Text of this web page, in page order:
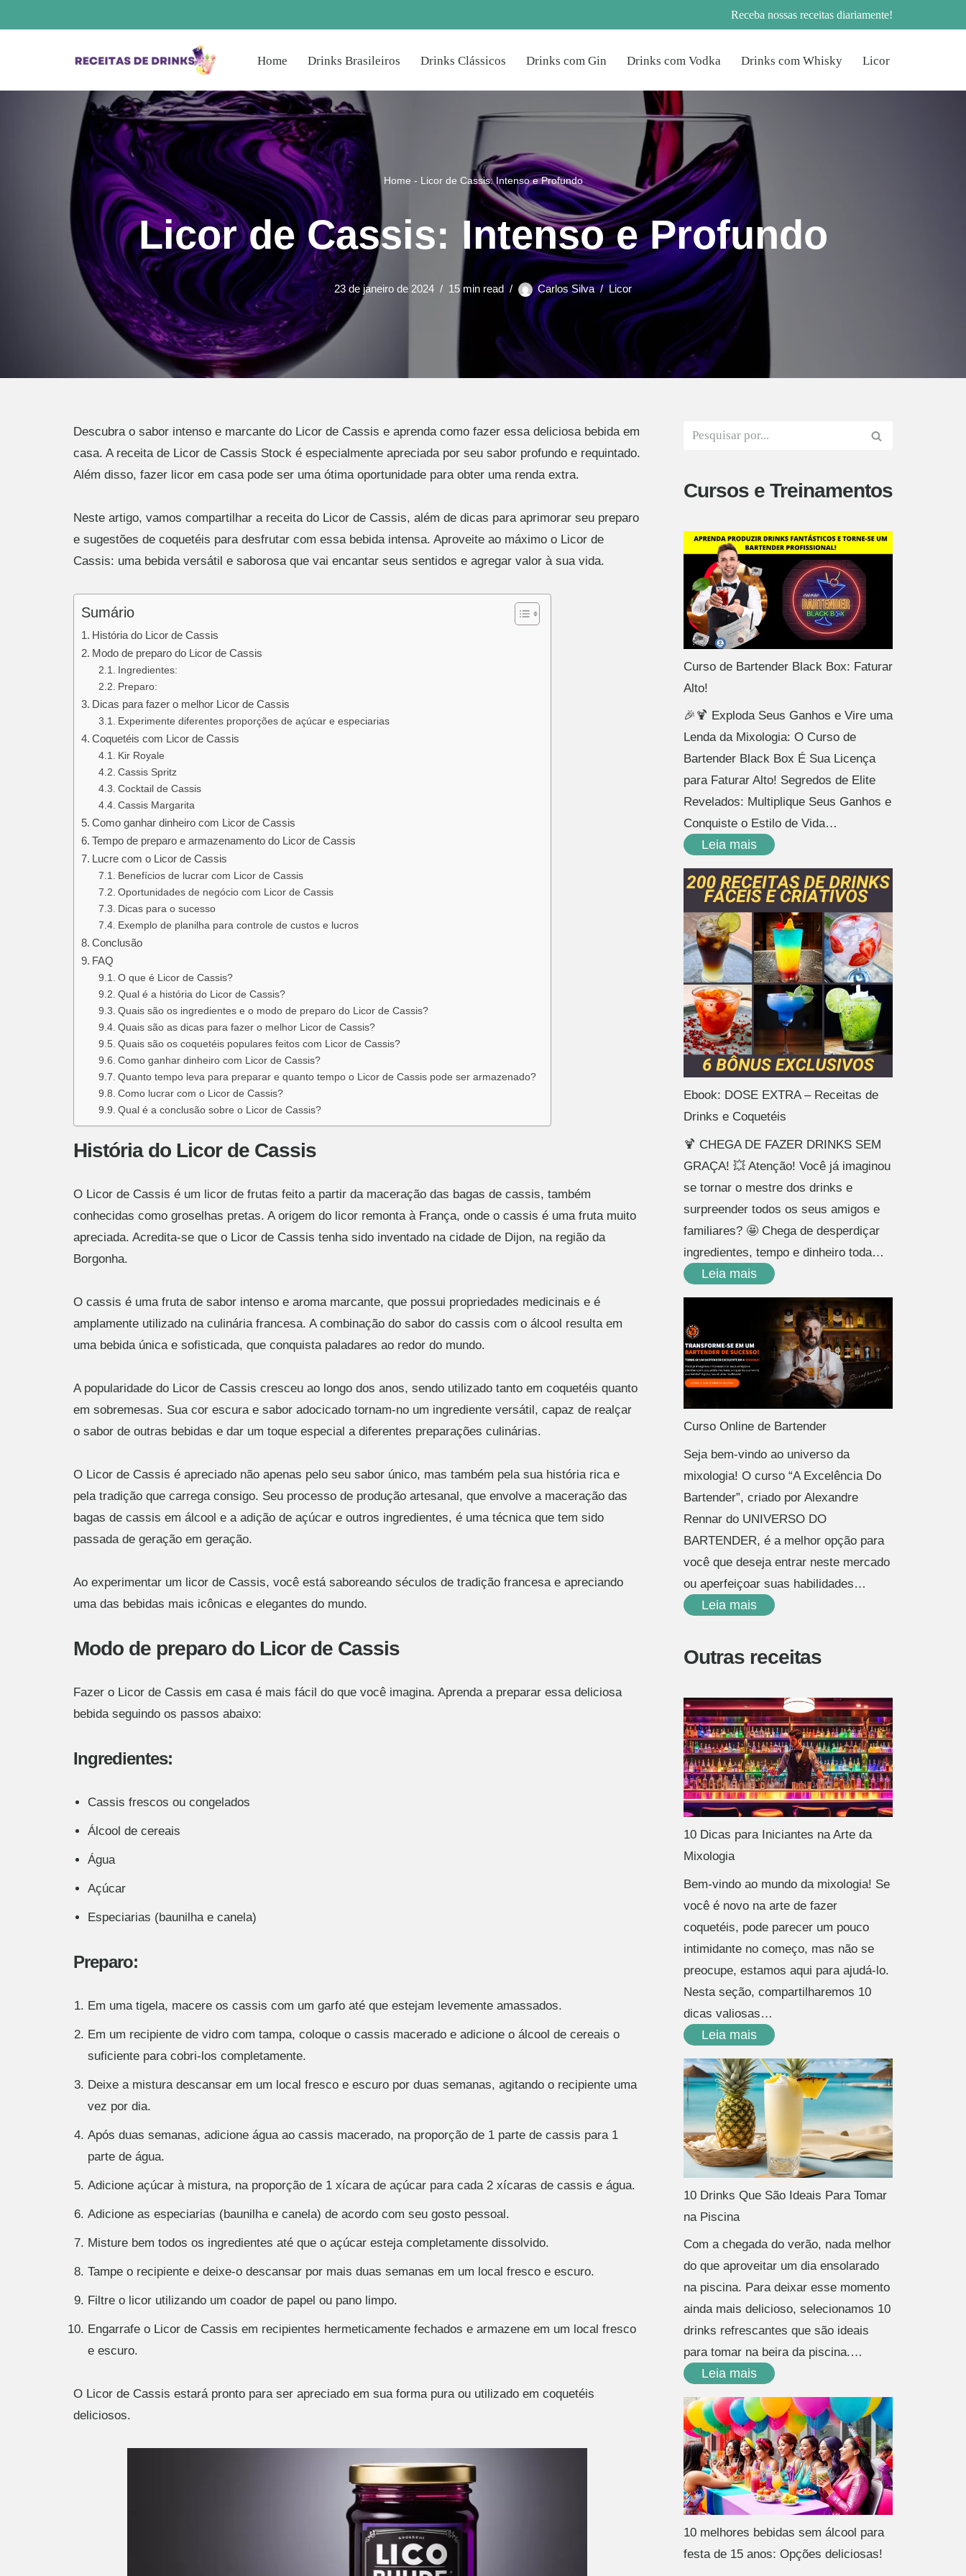
Receba nossas receitas diariamente!
Home Drinks Brasileiros Drinks Clássicos Drinks com Gin Drinks com Vodka Drinks com Whisky Licor
Home - Licor de Cassis: Intenso e Profundo
Licor de Cassis: Intenso e Profundo
23 de janeiro de 2024 15 min read Carlos Silva Licor
Descubra o sabor intenso e marcante do Licor de Cassis e aprenda como fazer essa deliciosa bebida em
casa. A receita de Licor de Cassis Stock é especialmente apreciada por seu sabor profundo e requintado.
Além disso, fazer licor em casa pode ser uma ótima oportunidade para obter uma renda extra.
Neste artigo, vamos compartilhar a receita do Licor de Cassis, além de dicas para aprimorar seu preparo
e sugestões de coquetéis para desfrutar com essa bebida intensa. Aproveite ao máximo o Licor de
Cassis: uma bebida versátil e saborosa que vai encantar seus sentidos e agregar valor à sua vida.
Sumário
História do Licor de Cassis
Modo de preparo do Licor de Cassis
Ingredientes:
Preparo:
Dicas para fazer o melhor Licor de Cassis
Experimente diferentes proporções de açúcar e especiarias
Coquetéis com Licor de Cassis
Kir Royale
Cassis Spritz
Cocktail de Cassis
Cassis Margarita
Como ganhar dinheiro com Licor de Cassis
Tempo de preparo e armazenamento do Licor de Cassis
Lucre com o Licor de Cassis
Benefícios de lucrar com Licor de Cassis
Oportunidades de negócio com Licor de Cassis
Dicas para o sucesso
Exemplo de planilha para controle de custos e lucros
Conclusão
FAQ
O que é Licor de Cassis?
Qual é a história do Licor de Cassis?
Quais são os ingredientes e o modo de preparo do Licor de Cassis?
Quais são as dicas para fazer o melhor Licor de Cassis?
Quais são os coquetéis populares feitos com Licor de Cassis?
Como ganhar dinheiro com Licor de Cassis?
Quanto tempo leva para preparar e quanto tempo o Licor de Cassis pode ser armazenado?
Como lucrar com o Licor de Cassis?
Qual é a conclusão sobre o Licor de Cassis?
História do Licor de Cassis
O Licor de Cassis é um licor de frutas feito a partir da maceração das bagas de cassis, também
conhecidas como groselhas pretas. A origem do licor remonta à França, onde o cassis é uma fruta muito
apreciada. Acredita-se que o Licor de Cassis tenha sido inventado na cidade de Dijon, na região da
Borgonha.
O cassis é uma fruta de sabor intenso e aroma marcante, que possui propriedades medicinais e é
amplamente utilizado na culinária francesa. A combinação do sabor do cassis com o álcool resulta em
uma bebida única e sofisticada, que conquista paladares ao redor do mundo.
A popularidade do Licor de Cassis cresceu ao longo dos anos, sendo utilizado tanto em coquetéis quanto
em sobremesas. Sua cor escura e sabor adocicado tornam-no um ingrediente versátil, capaz de realçar
o sabor de outras bebidas e dar um toque especial a diferentes preparações culinárias.
O Licor de Cassis é apreciado não apenas pelo seu sabor único, mas também pela sua história rica e
pela tradição que carrega consigo. Seu processo de produção artesanal, que envolve a maceração das
bagas de cassis em álcool e a adição de açúcar e outros ingredientes, é uma técnica que tem sido
passada de geração em geração.
Ao experimentar um licor de Cassis, você está saboreando séculos de tradição francesa e apreciando
uma das bebidas mais icônicas e elegantes do mundo.
Modo de preparo do Licor de Cassis
Fazer o Licor de Cassis em casa é mais fácil do que você imagina. Aprenda a preparar essa deliciosa
bebida seguindo os passos abaixo:
Ingredientes:
Cassis frescos ou congelados
Álcool de cereais
Água
Açúcar
Especiarias (baunilha e canela)
Preparo:
Em uma tigela, macere os cassis com um garfo até que estejam levemente amassados.
Em um recipiente de vidro com tampa, coloque o cassis macerado e adicione o álcool de cereais o
suficiente para cobri-los completamente.
Deixe a mistura descansar em um local fresco e escuro por duas semanas, agitando o recipiente uma
vez por dia.
Após duas semanas, adicione água ao cassis macerado, na proporção de 1 parte de cassis para 1
parte de água.
Adicione açúcar à mistura, na proporção de 1 xícara de açúcar para cada 2 xícaras de cassis e água.
Adicione as especiarias (baunilha e canela) de acordo com seu gosto pessoal.
Misture bem todos os ingredientes até que o açúcar esteja completamente dissolvido.
Tampe o recipiente e deixe-o descansar por mais duas semanas em um local fresco e escuro.
Filtre o licor utilizando um coador de papel ou pano limpo.
Engarrafe o Licor de Cassis em recipientes hermeticamente fechados e armazene em um local fresco
e escuro.
O Licor de Cassis estará pronto para ser apreciado em sua forma pura ou utilizado em coquetéis
deliciosos.
Cursos e Treinamentos
Curso de Bartender Black Box: Faturar
Alto!
🎉🍹 Exploda Seus Ganhos e Vire uma
Lenda da Mixologia: O Curso de
Bartender Black Box É Sua Licença
para Faturar Alto! Segredos de Elite
Revelados: Multiplique Seus Ganhos e
Conquiste o Estilo de Vida…
Leia mais
Ebook: DOSE EXTRA – Receitas de
Drinks e Coquetéis
🍹 CHEGA DE FAZER DRINKS SEM
GRAÇA! 💥 Atenção! Você já imaginou
se tornar o mestre dos drinks e
surpreender todos os seus amigos e
familiares? 🤩 Chega de desperdiçar
ingredientes, tempo e dinheiro toda…
Leia mais
Curso Online de Bartender
Seja bem-vindo ao universo da
mixologia! O curso “A Excelência Do
Bartender”, criado por Alexandre
Rennar do UNIVERSO DO
BARTENDER, é a melhor opção para
você que deseja entrar neste mercado
ou aperfeiçoar suas habilidades…
Leia mais
Outras receitas
10 Dicas para Iniciantes na Arte da
Mixologia
Bem-vindo ao mundo da mixologia! Se
você é novo na arte de fazer
coquetéis, pode parecer um pouco
intimidante no começo, mas não se
preocupe, estamos aqui para ajudá-lo.
Nesta seção, compartilharemos 10
dicas valiosas…
Leia mais
10 Drinks Que São Ideais Para Tomar
na Piscina
Com a chegada do verão, nada melhor
do que aproveitar um dia ensolarado
na piscina. Para deixar esse momento
ainda mais delicioso, selecionamos 10
drinks refrescantes que são ideais
para tomar na beira da piscina.…
Leia mais
10 melhores bebidas sem álcool para
festa de 15 anos: Opções deliciosas!